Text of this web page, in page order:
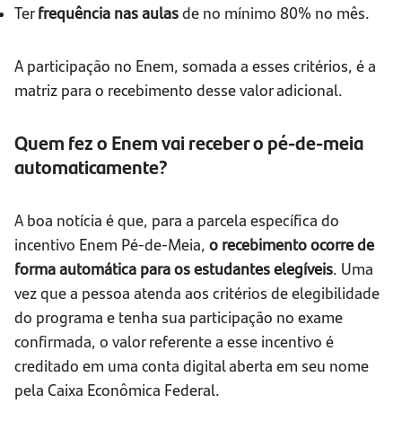
Terfrequência nas aulasde no mínimo 80% no mês.
A participação no Enem, somada a esses critérios, é a
matriz para o recebimento desse valor adicional.
Quem fez o Enem vai receber o pé-de-meia
automaticamente?
A boa notícia é que, para a parcela específica do
incentivo Enem Pé-de-Meia, o recebimento ocorre de
forma automática para os estudantes elegíveis. Uma
vez que a pessoa atenda aos critérios de elegibilidade
do programa e tenha sua participação no exame
confirmada, o valor referente a esse incentivo é
creditado em uma conta digital aberta em seu nome
pela Caixa Econômica Federal.